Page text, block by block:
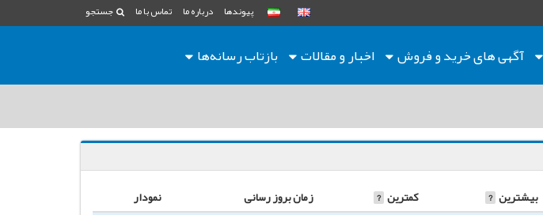
پیوندها درباره ما تماس با ما جستجو
آگهی های خرید و فروش اخبار و مقالات بازتاب رسانه‌ها
بیشترین ? کمترین ? زمان بروز رسانی
نمودار